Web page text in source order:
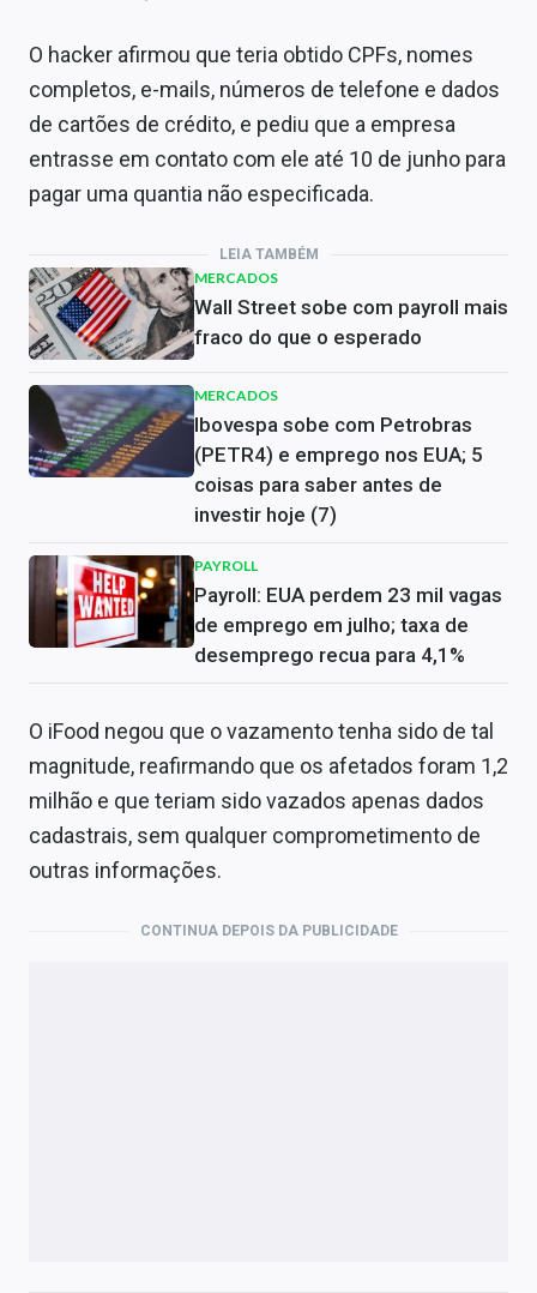
O hacker afirmou que teria obtido CPFs, nomes
completos, e-mails, números de telefone e dados
de cartões de crédito, e pediu que a empresa
entrasse em contato com ele até 10 de junho para
pagar uma quantia não especificada.
LEIA TAMBÉM
MERCADOS
Wall Street sobe com payroll mais
fraco do que o esperado
MERCADOS
Ibovespa sobe com Petrobras
(PETR4) e emprego nos EUA; 5
coisas para saber antes de
investir hoje (7)
PAYROLL
Payroll: EUA perdem 23 mil vagas
de emprego em julho; taxa de
desemprego recua para 4,1%
O iFood negou que o vazamento tenha sido de tal
magnitude, reafirmando que os afetados foram 1,2
milhão e que teriam sido vazados apenas dados
cadastrais, sem qualquer comprometimento de
outras informações.
CONTINUA DEPOIS DA PUBLICIDADE